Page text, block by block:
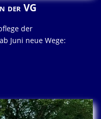
der VG
der
Juni neue Wege: